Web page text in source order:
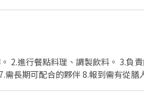
2.進行餐點料理、調製飲料。 3.負
需長期可配合的夥伴 8.報到需有從膳